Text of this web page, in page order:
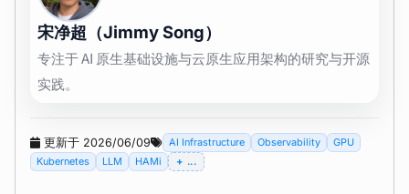
宋净超（Jimmy Song）
专注于 AI 原生基础设施与云原生应用架构的研究与开源
实践。
更新于 2026/06/09 AI Infrastructure Observability
GPU
Kubernetes
LLM HAMi ...